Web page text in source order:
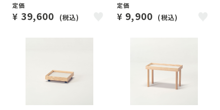
定価
¥ 39,600 (税込)
定価
¥ 9,900 (税込)